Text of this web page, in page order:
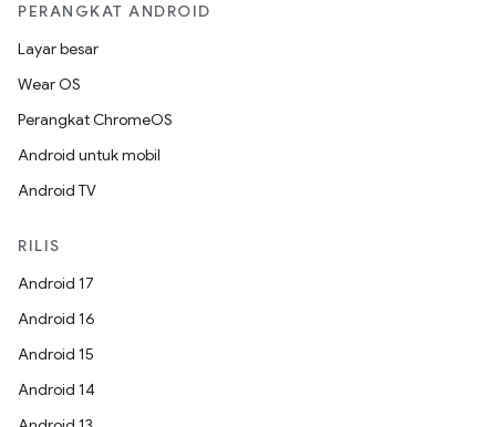
PERANGKAT ANDROID
Layar besar
Wear OS
Perangkat ChromeOS
Android untuk mobil
Android TV
RILIS
Android 17
Android 16
Android 15
Android 14